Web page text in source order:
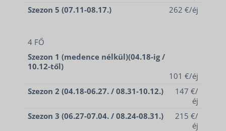
Szezon 5 (07.11-08.17.)
262 €/éj
4 FŐ
Szezon 1 (medence nélkül)(04.18-ig /
10.12-től)
101 €/éj
Szezon 2 (04.18-06.27. / 08.31-10.12.)
147 €/
éj
Szezon 3 (06.27-07.04. / 08.24-08.31.)
215 €/
éj